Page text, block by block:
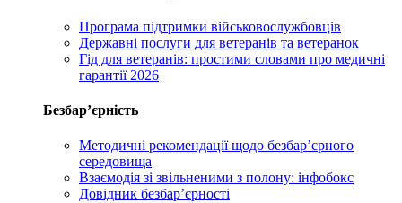
Програма підтримки військовослужбовців
Державні послуги для ветеранів та ветеранок
Гід для ветеранів: простими словами про медичні
гарантії 2026
Безбар’єрність
Методичні рекомендації щодо безбар’єрного
середовища
Взаємодія зі звільненими з полону: інфобокс
Довідник безбар’єрності